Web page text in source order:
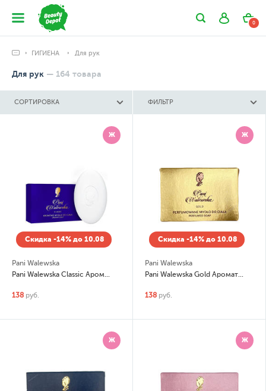
0
ГИГИЕНА Для рук
Для рук — 164 товара
СОРТИРОВКА ФИЛЬТР
Ж
Скидка -14% до 10.08
Pani Walewska
Pani Walewska Classic Ароматическое мыло
138 руб.
Ж
Скидка -14% до 10.08
Pani Walewska
Pani Walewska Gold Ароматическое мыло
138 руб.
Ж Ж